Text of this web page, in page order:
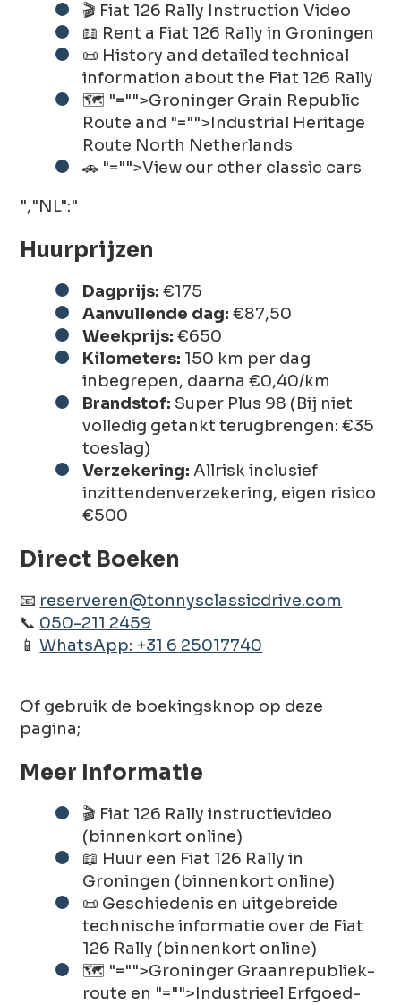
🎬 Fiat 126 Rally Instruction Video
📖 Rent a Fiat 126 Rally in Groningen
📜 History and detailed technical
information about the Fiat 126 Rally
🗺️ "="">Groninger Grain Republic
Route and "="">Industrial Heritage
Route North Netherlands
🚗 "="">View our other classic cars
","NL":"
Huurprijzen
Dagprijs: €175
Aanvullende dag: €87,50
Weekprijs: €650
Kilometers: 150 km per dag
inbegrepen, daarna €0,40/km
Brandstof: Super Plus 98 (Bij niet
volledig getankt terugbrengen: €35
toeslag)
Verzekering: Allrisk inclusief
inzittendenverzekering, eigen risico
€500
Direct Boeken
📧 reserveren@tonnysclassicdrive.com
📞 050-211 2459
📱WhatsApp: +31 6 25017740
Of gebruik de boekingsknop op deze
pagina;
Meer Informatie
🎬 Fiat 126 Rally instructievideo
(binnenkort online)
📖 Huur een Fiat 126 Rally in
Groningen (binnenkort online)
📜 Geschiedenis en uitgebreide
technische informatie over de Fiat
126 Rally (binnenkort online)
🗺️ "="">Groninger Graanrepubliek-
route en "="">Industrieel Erfgoed-